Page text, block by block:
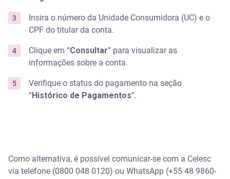
Insira o número da Unidade Consumidora (UC) e o
CPF do titular da conta.
Clique em “Consultar” para visualizar as
informações sobre a conta.
Verifique o status do pagamento na seção
“Histórico de Pagamentos”.
Como alternativa, é possível comunicar-se com a Celesc
via telefone (0800 048 0120) ou WhatsApp (+55 48 9860-